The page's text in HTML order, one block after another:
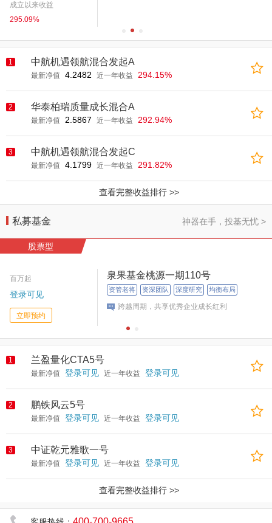
成立以来收益
295.09%
1 中航机遇领航混合发起A
最新净值 4.2482 近一年收益 294.15%
2 华泰柏瑞质量成长混合A
最新净值 2.5867 近一年收益 292.94%
3 中航机遇领航混合发起C
最新净值 4.1799 近一年收益 291.82%
查看完整收益排行 >>
私募基金 神器在手，投基无忧 >
股票型
百万起
登录可见
立即预约
泉果基金桃源一期110号
资管老将 资深团队 深度研究 均衡布局
跨越周期，共享优秀企业成长红利
1 兰盈量化CTA5号
最新净值 登录可见 近一年收益 登录可见
2 鹏铁风云5号
最新净值 登录可见 近一年收益 登录可见
3 中证乾元雅歌一号
最新净值 登录可见 近一年收益 登录可见
查看完整收益排行 >>